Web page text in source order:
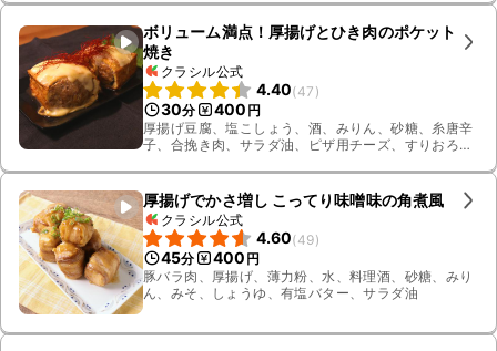
ボリューム満点！厚揚げとひき肉のポケット
焼き
クラシル公式
4.40(47 )
30分 400 円
厚揚げ豆腐、塩こしょう、酒、みりん、砂糖、糸唐辛
子、合挽き肉、サラダ油、ピザ用チーズ、すりおろし
厚揚げでかさ増し こってり味噌味の角煮風
クラシル公式
4.60(49)
45分 400 円
豚バラ肉、厚揚げ、薄力粉、水、料理酒、砂糖、みり
ん、みそ、しょうゆ、有塩バター、サラダ油